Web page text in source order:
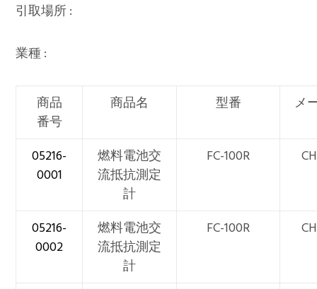
引取場所 :
業種 :
商品
番号
商品名 型番 メ
05216-
0001
燃料電池交
流抵抗測定
計
FC-100R
05216-
0002
燃料電池交
流抵抗測定
計
FC-100R